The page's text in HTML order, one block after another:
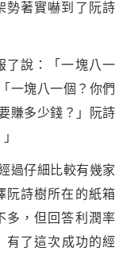
勢著實嚇到了阮詩
了說：「一塊八一
一塊八一個？你們
賺多少錢？」阮詩
過仔細比較有幾家
阮詩樹所在的紙箱
多，但回答利潤率
有了這次 成功的經